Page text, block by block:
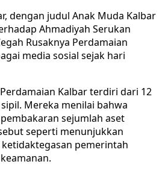
dengan judul Anak Muda Kalbar
Ahmadiyah Serukan
Rusaknya Perdamaian
media sosial sejak hari
Kalbar terdiri dari 12
Mereka menilai bahwa
sejumlah aset
seperti menunjukkan
pemerintah